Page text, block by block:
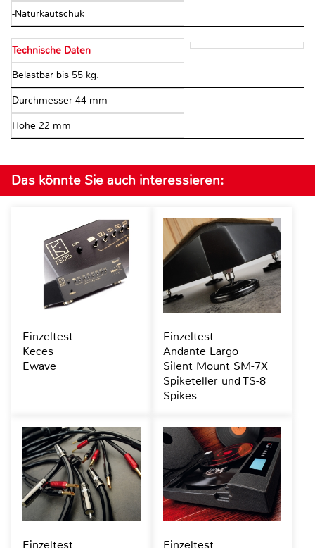
-Naturkautschuk
Technische Daten
Belastbar bis 55 kg.
Durchmesser 44 mm
Höhe 22 mm
Das könnte Sie auch interessieren:
Einzeltest
Keces
Ewave
Einzeltest
Andante Largo
Silent Mount SM-7X
Spiketeller und TS-8
Spikes
Einzeltest Einzeltest